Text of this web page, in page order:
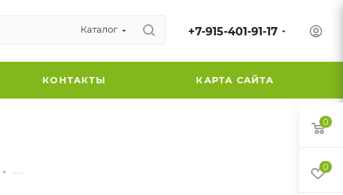
Каталог +7-915-401-91-17
КОНТАКТЫ КАРТА САЙТА
—
0
0